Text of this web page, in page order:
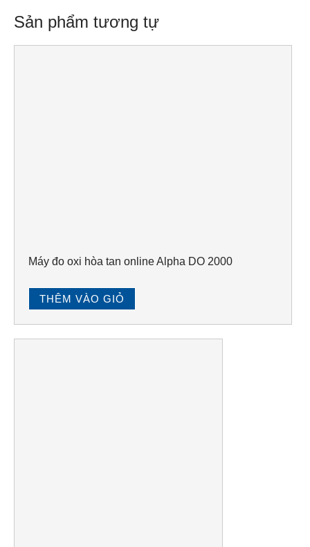
Sản phẩm tương tự
Máy đo oxi hòa tan online Alpha DO 2000
THÊM VÀO GIỎ